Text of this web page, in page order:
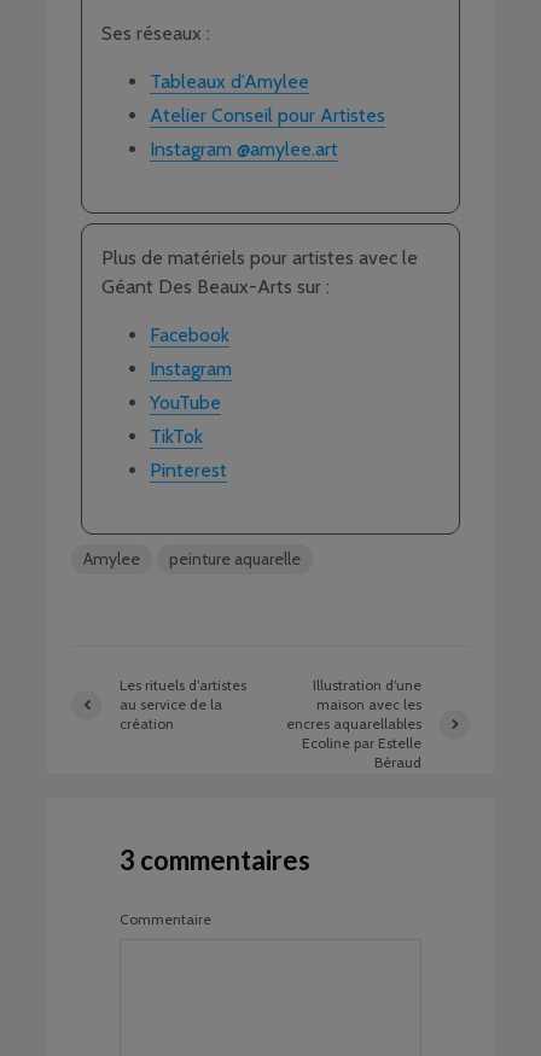
Ses réseaux :
Tableaux d’Amylee
Atelier Conseil pour Artistes
Instagram @amylee.art
Plus de matériels pour artistes avec le
Géant Des Beaux-Arts sur :
Facebook
Instagram
YouTube
TikTok
Pinterest
Amylee peinture aquarelle
Les rituels d’artistes
au service de la
création
Illustration d’une
maison avec les
encres aquarellables
Ecoline par Estelle
Béraud
3 commentaires
Commentaire